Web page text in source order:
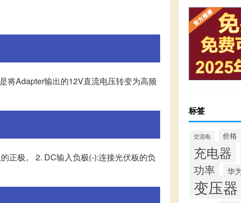
将Adapter输出的12V直流电压转变为高频
正极。 2. DC输入负极(-):连接光伏板的负
标签
交流电 价格
充电器
功率
华
变压器